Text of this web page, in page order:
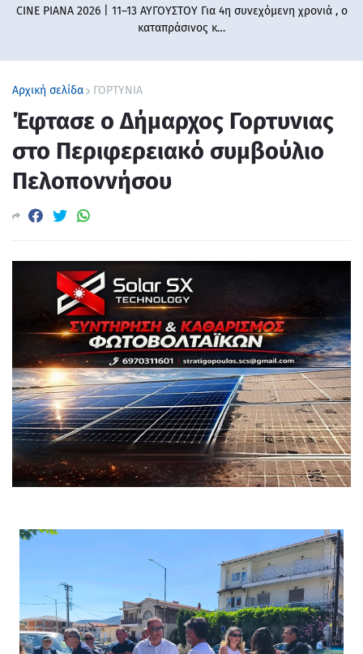
CINE PIANA 2026 | 11–13 ΑΥΓΟΥΣΤΟΥ Για 4η συνεχόμενη χρονιά , ο
καταπράσινος κ…
Αρχική σελίδα ΓΟΡΤΥΝΙΑ
Έφτασε ο Δήμαρχος Γορτυνιας
στο Περιφερειακό συμβούλιο
Πελοποννήσου